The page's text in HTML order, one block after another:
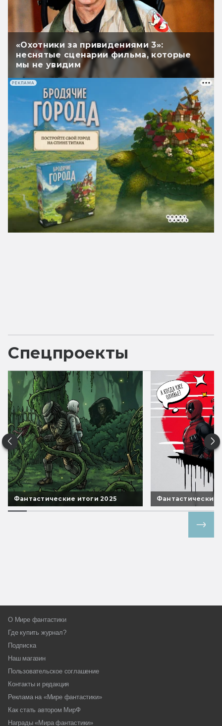
«Охотники за привидениями 3»:
неснятые сценарии фильма, которые
мы не увидим
РЕКЛАМА
Спецпроекты
Фантастические итоги 2025 Фантастические
О Мире фантастики
Где купить журнал?
Подписка
Наш магазин
Пользовательское соглашение
Контакты и редакция
Реклама на «Мире фантастики»
Как стать автором МирФ
Награды «Мира фантастики»